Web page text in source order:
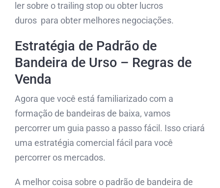
ler sobre o trailing stop ou obter lucros
duros para obter melhores negociações.
Estratégia de Padrão de
Bandeira de Urso – Regras de
Venda
Agora que você está familiarizado com a
formação de bandeiras de baixa, vamos
percorrer um guia passo a passo fácil. Isso criará
uma estratégia comercial fácil para você
percorrer os mercados.
A melhor coisa sobre o padrão de bandeira de